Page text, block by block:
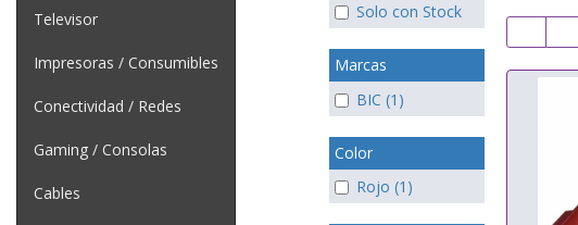
Televisor
Impresoras / Consumibles
Conectividad / Redes
Gaming / Consolas
Cables
Solo con Stock
Marcas
BIC (1)
Color
Rojo (1)